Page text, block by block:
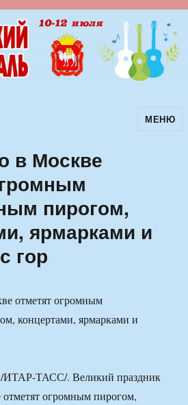
авторскойМЕНЮ
в Москве
пирогом,
ярмарками и
гор
ТАСС/. Великий праздник
огромным пирогом,